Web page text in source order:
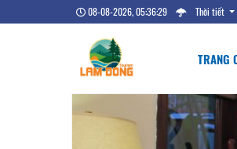
08-08-2026, 05:36:30 Thời tiết
TRANG